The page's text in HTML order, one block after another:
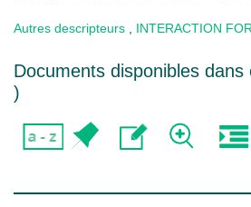
Autres descripteurs INTERACTION
Documents disponibles
)